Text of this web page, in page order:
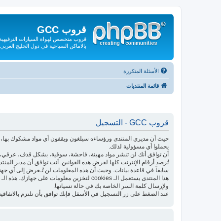
قروب GCC
قروب متخصص لهواة السيارات الترفيهية
بالاماكن السياحية في دول الخليج العربي
الأسئلة المتكررة
قائمة المنتديات
قروب GCC - التسجيل
حيث أن مديري المنتدى ورؤساءه سيلغون ويقفون أي مواد مشكوك
يحملوا أي مسؤولية لذلك.
أن توافق أنك لن تنشر مواد مهينة، فاحشة، سوقية، بشكل قذف،
تُرصد أرقام الإنترنت كلها لفرض هذه القوانين. أنت توافق أن مدير
سابقاً في قاعدة بيانات. وحيث أن هذه المعلومات لن تُـعرض إلى أي
ولإرسال كلمة السر الخاصة بك في حالة نسيانها.
عند الضغط على زر التسجيل في الأسفل فإنك توافق بأن تلتزم